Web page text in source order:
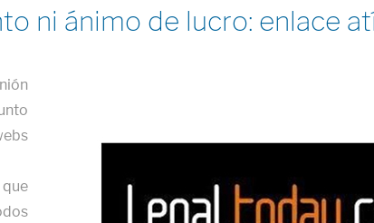
ni ánimo de lucro: enlace